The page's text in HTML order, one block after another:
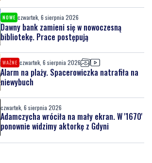
NOWE czwartek, 6 sierpnia 2026
Dawny bank zamieni się w nowoczesną
bibliotekę. Prace postępują
WAŻNE czwartek, 6 sierpnia 2026
Alarm na plaży. Spacerowiczka natrafiła na
niewybuch
czwartek, 6 sierpnia 2026
Adamczycha wróciła na mały ekran. W '1670'
ponownie widzimy aktorkę z Gdyni